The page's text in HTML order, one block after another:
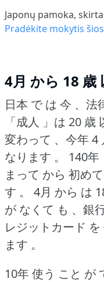
Japonų pamoka,
Pradėkite mokytis
4月 から 18 歳
日本 で は 今 、法
「成人 」は 20 歳
変わって 、今年 4
なります 。
140年
まって から 初め
す 。
4月 から は
が なくて も 、銀
レジットカード
ます 。
10年 使う こと が